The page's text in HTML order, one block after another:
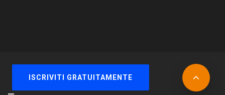
ISCRIVITI GRATUITAMENTE
© Gruppo Maggioli Tutti i diritti riservati. Maggioli Spa -
Cookie policy